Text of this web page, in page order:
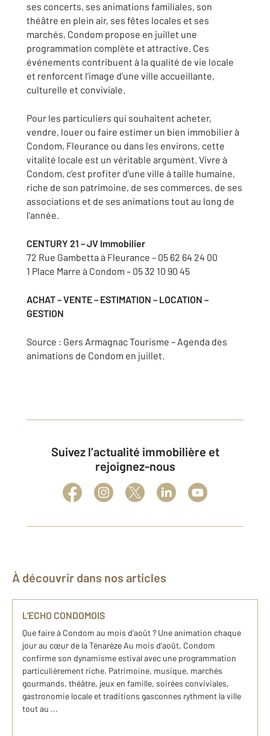
ses concerts, ses animations familiales, son
théâtre en plein air, ses fêtes locales et ses
marchés, Condom propose en juillet une
programmation complète et attractive. Ces
événements contribuent à la qualité de vie locale
et renforcent l’image d’une ville accueillante,
culturelle et conviviale.
Pour les particuliers qui souhaitent acheter,
vendre, louer ou faire estimer un bien immobilier à
Condom, Fleurance ou dans les environs, cette
vitalité locale est un véritable argument. Vivre à
Condom, c’est profiter d’une ville à taille humaine,
riche de son patrimoine, de ses commerces, de ses
associations et de ses animations tout au long de
l’année.
CENTURY 21 – JV Immobilier
72 Rue Gambetta à Fleurance – 05 62 64 24 00
1 Place Marre à Condom – 05 32 10 90 45
ACHAT – VENTE – ESTIMATION – LOCATION –
GESTION
Source : Gers Armagnac Tourisme – Agenda des
animations de Condom en juillet.
Suivez l’actualité immobilière et
rejoignez-nous
À découvrir dans nos articles
L'ECHO CONDOMOIS
Que faire à Condom au mois d’août ? Une animation chaque
jour au cœur de la Ténarèze Au mois d’août, Condom
confirme son dynamisme estival avec une programmation
particulièrement riche. Patrimoine, musique, marchés
gourmands, théâtre, jeux en famille, soirées conviviales,
gastronomie locale et traditions gasconnes rythment la ville
tout au ...